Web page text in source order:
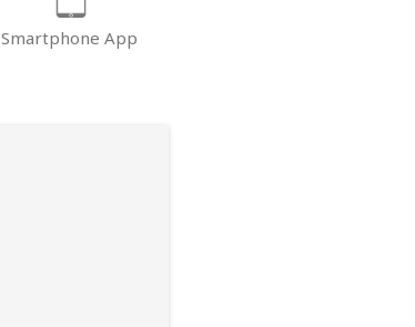
Smartphone App